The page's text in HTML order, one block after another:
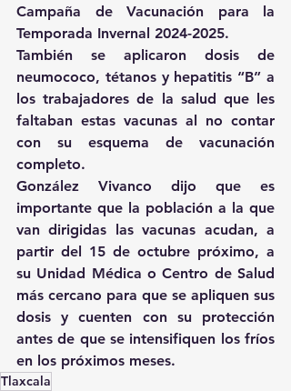
Campaña de Vacunación para la
Temporada Invernal 2024-2025.
También se aplicaron dosis de
neumococo, tétanos y hepatitis “B” a
los trabajadores de la salud que les
faltaban estas vacunas al no contar
con su esquema de vacunación
completo.
González Vivanco dijo que es
importante que la población a la que
van dirigidas las vacunas acudan, a
partir del 15 de octubre próximo, a
su Unidad Médica o Centro de Salud
más cercano para que se apliquen sus
dosis y cuenten con su protección
antes de que se intensifiquen los fríos
en los próximos meses.
Tlaxcala